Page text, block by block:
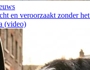
en veroorzaakt zonder
(video)